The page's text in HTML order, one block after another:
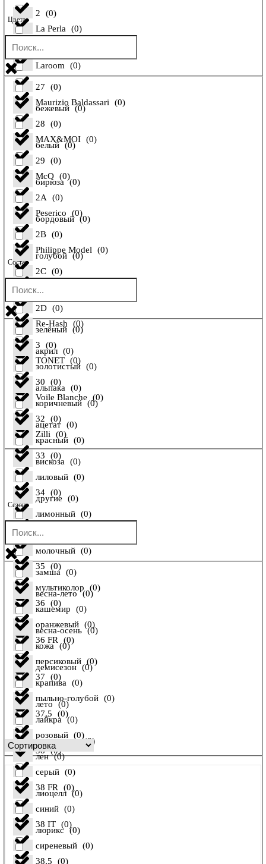
La Perla (0)
Laroom (0)
Maurizio Baldassari (0)
MAX&MOI (0)
McQ (0)
Peserico (0)
Philippe Model (0)
Pollini
Re-Hash (0)
TONET (0)
Voile Blanche (0)
Zilli (0)
2 (0)
26
27 (0)
28 (0)
29 (0)
2A (0)
2B (0)
2C (0)
2D (0)
3 (0)
30 (0)
32 (0)
33 (0)
34 (0)
34 FR
35 (0)
36 (0)
36 FR (0)
37 (0)
37,5 (0)
38 (0)
38 FR (0)
38 IT (0)
38,5 (0)
Цвета
бежевый (0)
белый (0)
бирюза (0)
бордовый (0)
голубой (0)
желтый
зелёный (0)
золотистый (0)
коричневый (0)
красный (0)
лиловый (0)
лимонный (0)
молочный (0)
мультиколор (0)
оранжевый (0)
персиковый (0)
пыльно-голубой (0)
розовый (0)
серый (0)
синий (0)
сиреневый (0)
Состав
акрил (0)
альпака (0)
ацетат (0)
вискоза (0)
другие (0)
енот
замша (0)
кашемир (0)
кожа (0)
крапива (0)
лайкра (0)
лен (0)
лиоцелл (0)
люрикс (0)
Сезон
весна-лето (0)
весна-осень (0)
демисезон (0)
лето (0)
осень-зима (0)